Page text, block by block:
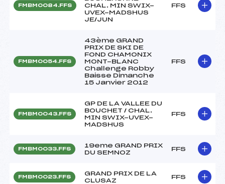
FMBM0084.FFS
CHAL. MIN SWIX-
UVEX-MADSHUS
JE/JUN
FFS
FMBM0054.FFS
43ème GRAND
PRIX DE SKI DE
FOND CHAMONIX
MONT-BLANC
Challenge Robby
Baisse Dimanche
15 Janvier 2012
FFS
FMBM0043.FFS
GP DE LA VALLEE DU
BOUCHET / CHAL.
MIN SWIX-UVEX-
MADSHUS
FFS
FMBM0033.FFS
19eme GRAND PRIX
DU SEMNOZ
FFS
FMBM0023.FFS
GRAND PRIX DE LA
CLUSAZ
FFS